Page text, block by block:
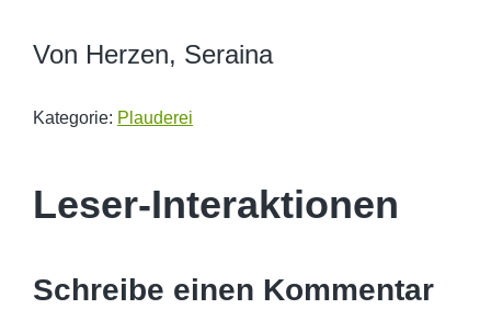
Von Herzen, Seraina
Kategorie: Plauderei
Leser-Interaktionen
Schreibe einen Kommentar